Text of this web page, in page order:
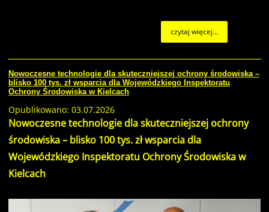
czytaj więcej...
Nowoczesne technologie dla skuteczniejszej ochrony środowiska –
blisko 100 tys. zł wsparcia dla Wojewódzkiego Inspektoratu
Ochrony Środowiska w Kielcach
Opublikowano: 03.07.2026
Nowoczesne technologie dla skuteczniejszej ochrony
środowiska – blisko 100 tys. zł wsparcia dla
Wojewódzkiego Inspektoratu Ochrony Środowiska w
Kielcach